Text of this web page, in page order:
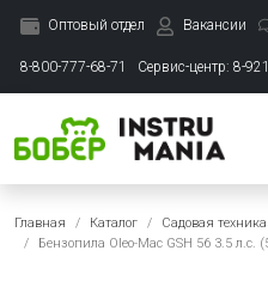
Оптовый отдел Вакансии
8-800-777-68-71 Сервис-центр: 8-
Главная Каталог Садовая техника
Бензопила Oleo-Mac GSH 56 3.5 л.с.